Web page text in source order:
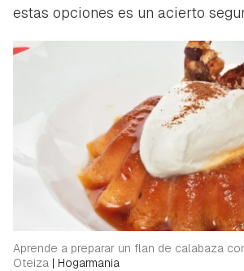
estas opciones es un acierto
Aprende a preparar un flan de calabaza
Oteiza | Hogarmania